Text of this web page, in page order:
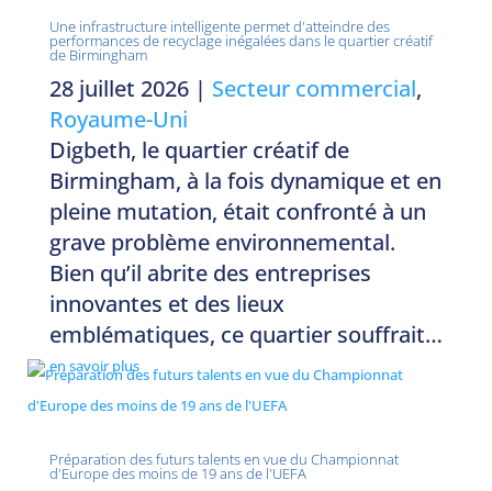
Une infrastructure intelligente permet d'atteindre des
performances de recyclage inégalées dans le quartier créatif
de Birmingham
28 juillet 2026| Secteur commercial,
Royaume-Uni
Digbeth, le quartier créatif de
Birmingham, à la fois dynamique et en
pleine mutation, était confronté à un
grave problème environnemental.
Bien qu’il abrite des entreprises
innovantes et des lieux
emblématiques, ce quartier souffrait…
en savoir plus
Préparation des futurs talents en vue du Championnat
d'Europe des moins de 19 ans de l'UEFA